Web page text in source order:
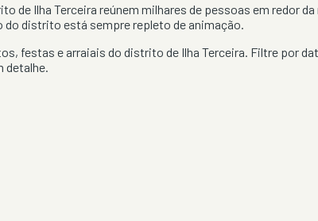
de Ilha Terceira reúnem milhares de pessoas em redor
do distrito está sempre repleto de animação.
festas e arraiais do distrito de Ilha Terceira. Filtre por
detalhe.